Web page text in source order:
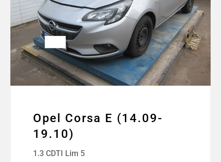
Opel Corsa E (14.09-
19.10)
1.3 CDTI Lim 5